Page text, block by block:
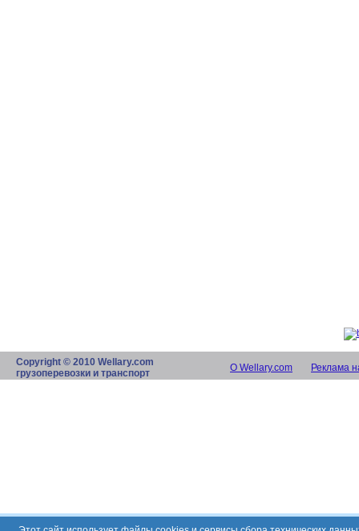
Copyright © 2010 Wellary.com
грузоперевозки и транспорт
О Wellary.com Реклама